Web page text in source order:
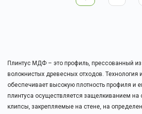
Плинтус МДФ – это профиль, прессованный
волокнистых древесных отходов. Технология
обеспечивает высокую плотность профиля и
плинтуса осуществляется защелкиванием на
клипсы, закрепляемые на стене, на